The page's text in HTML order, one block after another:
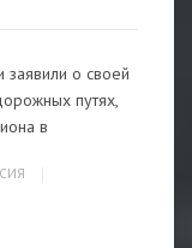
о своей
путях,
в